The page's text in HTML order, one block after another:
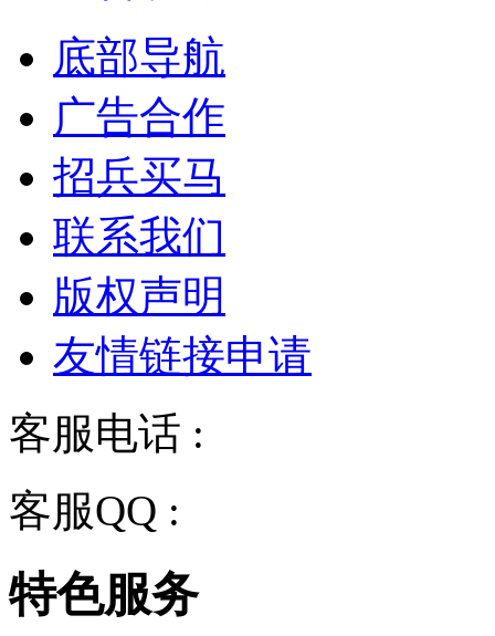
底部导航
广告合作
招兵买马
联系我们
版权声明
友情链接申请
客服电话 :
客服QQ :
特色服务